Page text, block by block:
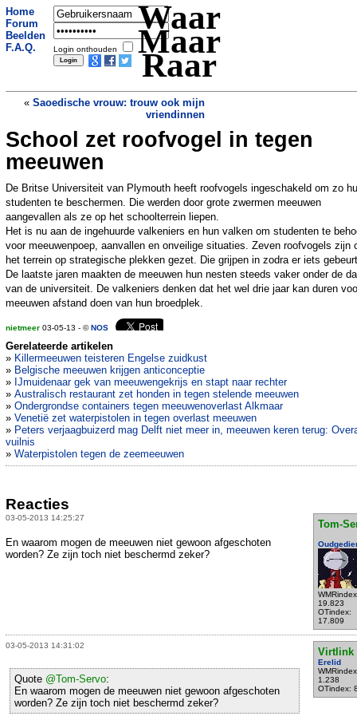
Home
Forum
Beelden
F.A.Q.
Login onthouden
Waar
Maar
Raar
« Saoedische vrouw: trouw ook mijn
vriendinnen
Turkmeense president maakt smak
School zet roofvogel in tegen
meeuwen
De Britse Universiteit van Plymouth heeft roofvogels ingeschakeld om zo
studenten te beschermen. Die werden door grote zwermen meeuwen
aangevallen als ze op het schoolterrein liepen.
Het is nu aan de ingehuurde valkeniers en hun valken om studenten te
voor meeuwenpoep, aanvallen en onveilige situaties. Zeven roofvogels zijn
het terrein op strategische plekken gezet. Die grijpen in zodra er iets
De laatste jaren maakten de meeuwen hun nesten steeds vaker onder de
van de universiteit. De valkeniers denken dat het wel drie jaar kan duren
meeuwen afstand doen van hun broedplek.
nietmeer 03-05-13 - ©NOS
Gerelateerde artikelen
» Killermeeuwen teisteren Engelse zuidkust
» Belgische meeuwen krijgen anticonceptie
» IJmuidenaar gek van meeuwengekrijs en stapt naar rechter
» Australisch restaurant zet honden in tegen stelende meeuwen
» Ondergrondse containers tegen meeuwenoverlast Alkmaar
» Venetië zet waterpistolen in tegen overlast meeuwen
» Peters verjaagbuizerd mag Delft niet meer in, meeuwen keren terug:
vuilnis
» Waterpistolen tegen de zeemeeuwen
Reacties
03-05-2013 14:25:27
Tom-
19.823
OTindex:
17.809
En waarom mogen de meeuwen niet gewoon afgeschoten
worden? Ze zijn toch niet beschermd zeker?
03-05-2013 14:31:02
Virtlink
Erelid
1.238
OTindex:
Quote @Tom-Servo:
En waarom mogen de meeuwen niet gewoon afgeschoten
worden? Ze zijn toch niet beschermd zeker?